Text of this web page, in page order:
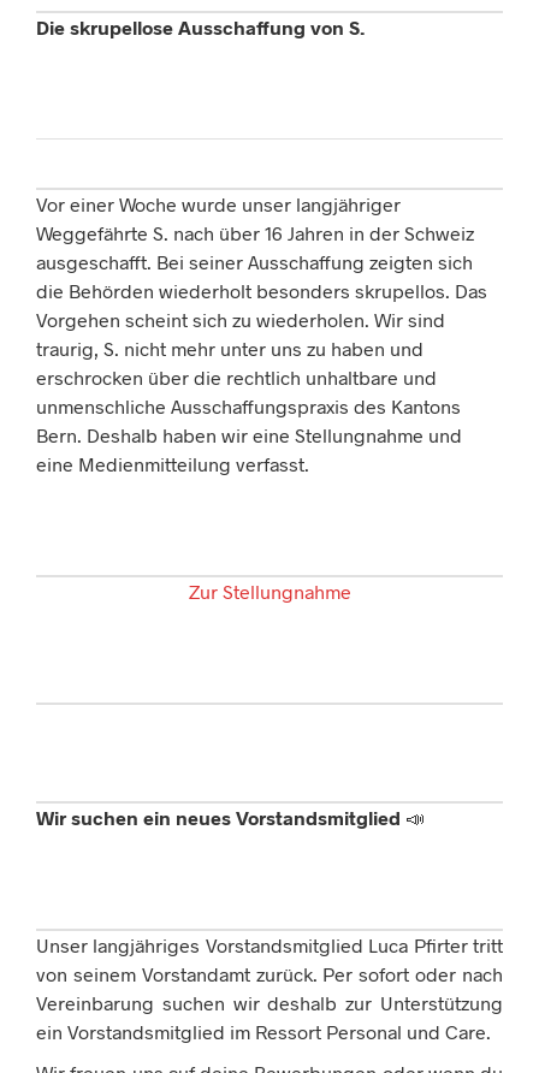
Die skrupellose Ausschaffung von S.
Vor einer Woche wurde unser langjähriger
Weggefährte S. nach über 16 Jahren in der Schweiz
ausgeschafft. Bei seiner Ausschaffung zeigten sich
die Behörden wiederholt besonders skrupellos. Das
Vorgehen scheint sich zu wiederholen. Wir sind
traurig, S. nicht mehr unter uns zu haben und
erschrocken über die rechtlich unhaltbare und
unmenschliche Ausschaffungspraxis des Kantons
Bern. Deshalb haben wir eine Stellungnahme und
eine Medienmitteilung verfasst.
Zur Stellungnahme
Wir suchen ein neues Vorstandsmitglied 📣
Unser langjähriges Vorstandsmitglied Luca Pfirter tritt
von seinem Vorstandamt zurück. Per sofort oder nach
Vereinbarung suchen wir deshalb zur Unterstützung
ein Vorstandsmitglied im Ressort Personal und Care.